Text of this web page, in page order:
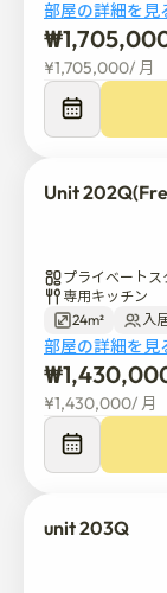
未提供:
寝具、毛布、枕
タオル
鍋·フライパン
シャンプー、ボ
トイレットペー
江南の個室を
好みのアイテ
🔒 安全·プライベ
しみいただけま
私たちの英語
部屋の詳細を見
₩
¥1,705,000/ 月
Unit
プライベートス
専用キッチン
24m²
入
部屋の詳細を見
₩
¥1,430,000/ 月
unit 203Q